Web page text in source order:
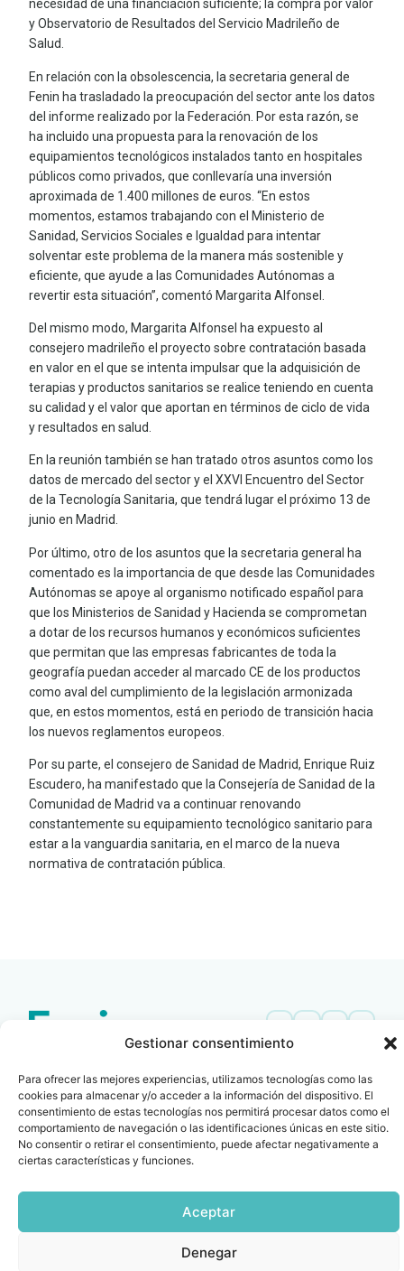
Gestionar consentimiento
Para ofrecer las mejores experiencias, utilizamos tecnologías como las
cookies para almacenar y/o acceder a la información del dispositivo. El
consentimiento de estas tecnologías nos permitirá procesar datos como el
comportamiento de navegación o las identificaciones únicas en este sitio.
No consentir o retirar el consentimiento, puede afectar negativamente a
ciertas características y funciones.
Aceptar
Denegar
necesidad de una financiación suficiente; la compra por valor
y Observatorio de Resultados del Servicio Madrileño de
Salud.
En relación con la obsolescencia, la secretaria general de
Fenin ha trasladado la preocupación del sector ante los datos
del informe realizado por la Federación. Por esta razón, se
ha incluido una propuesta para la renovación de los
equipamientos tecnológicos instalados tanto en hospitales
públicos como privados, que conllevaría una inversión
aproximada de 1.400 millones de euros. “En estos
momentos, estamos trabajando con el Ministerio de
Sanidad, Servicios Sociales e Igualdad para intentar
solventar este problema de la manera más sostenible y
eficiente, que ayude a las Comunidades Autónomas a
revertir esta situación”, comentó Margarita Alfonsel.
Del mismo modo, Margarita Alfonsel ha expuesto al
consejero madrileño el proyecto sobre contratación basada
en valor en el que se intenta impulsar que la adquisición de
terapias y productos sanitarios se realice teniendo en cuenta
su calidad y el valor que aportan en términos de ciclo de vida
y resultados en salud.
En la reunión también se han tratado otros asuntos como los
datos de mercado del sector y el XXVI Encuentro del Sector
de la Tecnología Sanitaria, que tendrá lugar el próximo 13 de
junio en Madrid.
Por último, otro de los asuntos que la secretaria general ha
comentado es la importancia de que desde las Comunidades
Autónomas se apoye al organismo notificado español para
que los Ministerios de Sanidad y Hacienda se comprometan
a dotar de los recursos humanos y económicos suficientes
que permitan que las empresas fabricantes de toda la
geografía puedan acceder al marcado CE de los productos
como aval del cumplimiento de la legislación armonizada
que, en estos momentos, está en periodo de transición hacia
los nuevos reglamentos europeos.
Por su parte, el consejero de Sanidad de Madrid, Enrique Ruiz
Escudero, ha manifestado que la Consejería de Sanidad de la
Comunidad de Madrid va a continuar renovando
constantemente su equipamiento tecnológico sanitario para
estar a la vanguardia sanitaria, en el marco de la nueva
normativa de contratación pública.
info@fenin.es
C/ Villanueva, 20 - 1-
28001
915 759 800
Travesera de Gracia, 56 -
1º, 3ª 08006
932 014 655
Todos los derechos
de
privacidad
legalde
y